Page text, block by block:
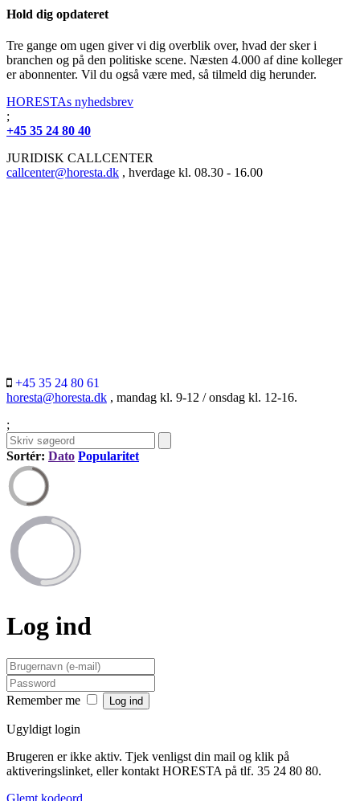
Hold dig opdateret
Tre gange om ugen giver vi dig overblik over, hvad der sker i
branchen og på den politiske scene. Næsten 4.000 af dine kolleger
er abonnenter. Vil du også være med, så tilmeld dig herunder.
HORESTAs nyhedsbrev
;
+45 35 24 80 40
JURIDISK CALLCENTER
callcenter@horesta.dk , hverdage kl. 08.30 - 16.00
+45 35 24 80 61
horesta@horesta.dk , mandag kl. 9-12 / onsdag kl. 12-16.
;
Sortér: Dato Popularitet
Log ind
Remember me
Ugyldigt login
Brugeren er ikke aktiv. Tjek venligst din mail og klik på
aktiveringslinket, eller kontakt HORESTA på tlf. 35 24 80 80.